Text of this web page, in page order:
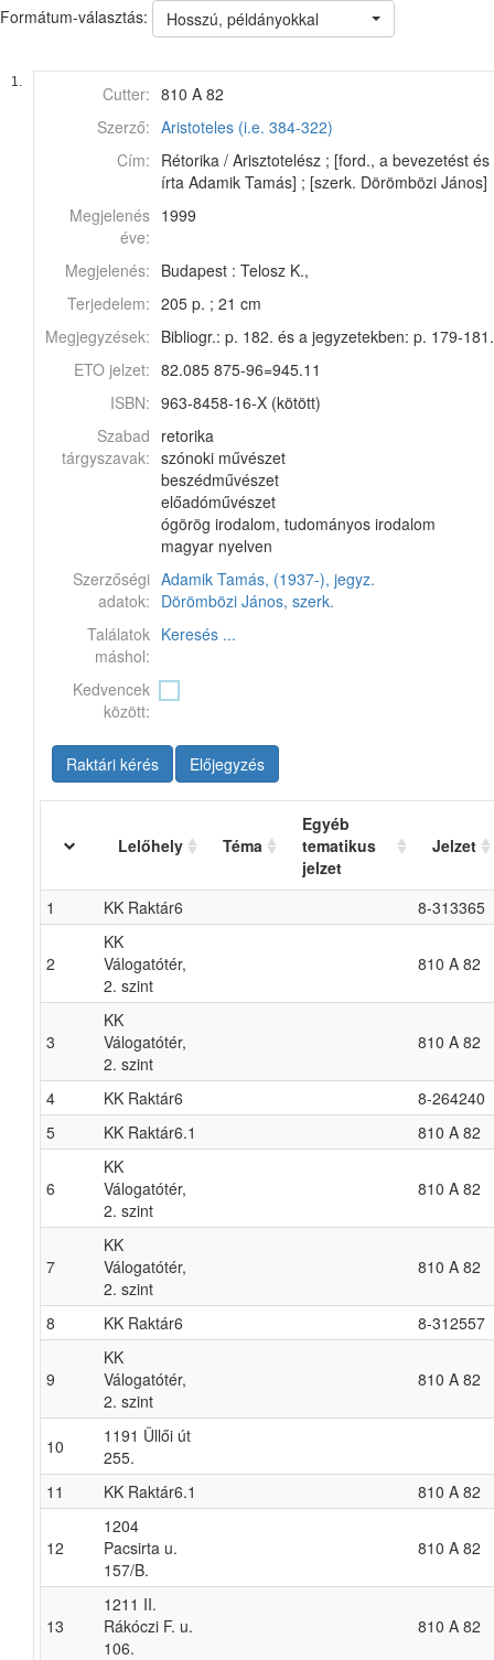
Formátum-választás: Hosszú, példányokkal
1.
Cutter: 810 A 82
Szerző: Aristoteles (i.e. 384-322)
Cím: Rétorika / Arisztotelész ; [ford., a bevezetést
írta Adamik Tamás] ; [szerk. Dörömbözi János]
Megjelenés
éve:
1999
Megjelenés: Budapest : Telosz K.,
Terjedelem: 205 p. ; 21 cm
Megjegyzések: Bibliogr.: p. 182. és a jegyzetekben: p. 179-
ETO jelzet: 82.085 875-96=945.11
ISBN: 963-8458-16-X (kötött)
Szabad
tárgyszavak:
retorika
szónoki művészet
beszédművészet
előadóművészet
ógörög irodalom, tudományos irodalom
magyar nyelven
Szerzőségi
adatok:
Adamik Tamás, (1937-), jegyz.
Dörömbözi János, szerk.
Találatok
máshol:
Keresés ...
Kedvencek
között:
Raktári kérés Előjegyzés
Lelőhely Téma
Egyéb
tematikus
jelzet
Jelzet
1 KK Raktár6 8-313365
2
KK
Válogatótér,
2. szint
810 A 82
3
KK
Válogatótér,
2. szint
810 A 82
4 KK Raktár6
8-264240
5
KK Raktár6.1 810 A 82
6
KK
Válogatótér,
2. szint
810 A 82
7
KK
Válogatótér,
2. szint
810 A 82
8 KK Raktár6 8-312557
9
KK
Válogatótér,
2. szint
810 A 82
10
1191 Üllői út
255.
11
KK Raktár6.1 810 A 82
12
1204
Pacsirta u.
157/B.
810 A 82
13
1211 II.
Rákóczi F. u.
106.
810 A 82